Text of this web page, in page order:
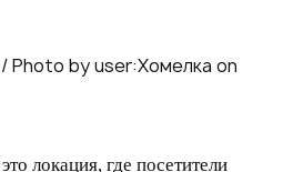
Photo by user:Хомелка on
локация, где посетители